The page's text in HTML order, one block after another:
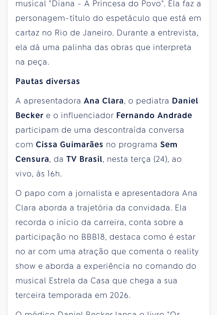
musical "Diana - A Princesa do Povo". Ela faz a
personagem-título do espetáculo que está em
cartaz no Rio de Janeiro. Durante a entrevista,
ela dá uma palinha das obras que interpreta
na peça.
Pautas diversas
A apresentadora Ana Clara, o pediatra Daniel
Becker e o influenciador Fernando Andrade
participam de uma descontraída conversa
com Cissa Guimarães no programa Sem
Censura, da TV Brasil, nesta terça (24), ao
vivo, às 16h.
O papo com a jornalista e apresentadora Ana
Clara aborda a trajetória da convidada. Ela
recorda o início da carreira, conta sobre a
participação no BBB18, destaca como é estar
no ar com uma atração que comenta o reality
show e aborda a experiência no comando do
musical Estrela da Casa que chega a sua
terceira temporada em 2026.